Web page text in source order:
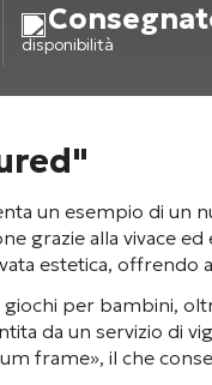
disponibilità
un esempio di un
grazie alla vivace
estetica, offrendo
giochi per bambini,
da un servizio di
frame», il che